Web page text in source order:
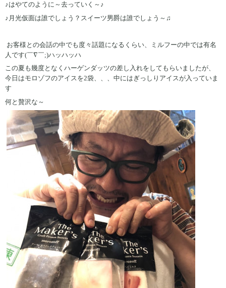
♪はやてのように～去っていく～♪
♪月光仮面は誰でしょう？スイーツ男爵は誰でしょう～♫
お客様との会話の中でも度々話題になるくらい、ミルフーの中では有名
人です(￣∇￣;)ハッハッハ
この夏も幾度となくハーゲンダッツの差し入れをしてもらいましたが、
今日はモロゾフのアイスを2袋、、、中にはぎっしりアイスが入っていま
す
何と贅沢な～